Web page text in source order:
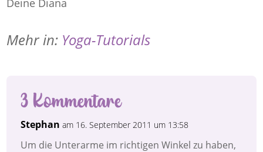
Mehr in: Yoga-Tutorials
3 Kommentare
Stephan am 16. September 2011 um 13:58
Um die Unterarme im richtigen Winkel zu haben,